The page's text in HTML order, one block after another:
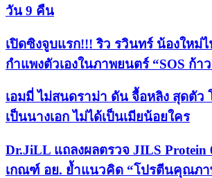
วัน 9 คืน
เปิดซิงจูบแรก!!! ริว รวินทร์ น้องใหม่
กำแพงตัวเองในภาพยนตร์ “SOS ก้า
เอมมี่ ไม่สนดราม่า ดัน จื้อหลิง สุดตัว
เป็นนางเอก ไม่ได้เป็นเมียน้อยใคร
Dr.JiLL แถลงผลตรวจ JILS Protein
เกณฑ์ อย. ย้ำแนวคิด “โปรตีนคุณภ